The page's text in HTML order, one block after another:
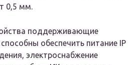
0,5 мм.
поддерживающие
обеспечить питание IP
электроснабжение